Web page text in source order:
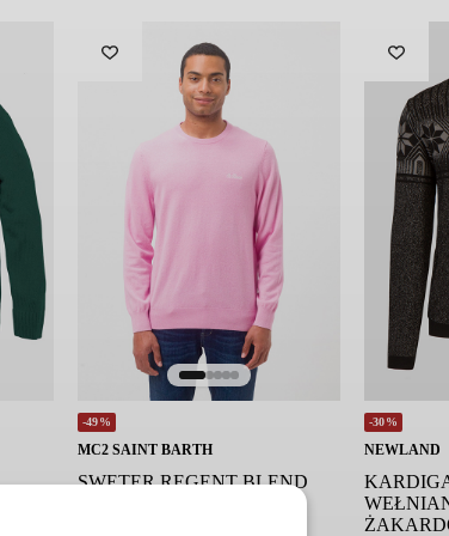
-49%
MC2 SAINT BARTH
SWETER REGENT BLEND
-30%
NEWLAND